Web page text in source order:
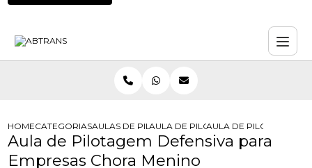
HOMECATEGORIASAULAS DE PILOTAGEM PARA EMPRESAS
AULA DE PILOTAGEM PARA
AULA DE PILOTAGEM
Aula de Pilotagem Defensiva para
Empresas Chora Menino